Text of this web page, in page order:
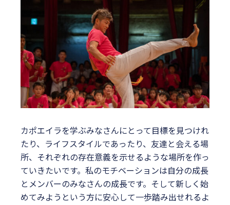
カポエイラを学ぶみなさんにとって目標を見つけれ
たり、ライフスタイルであったり、友達と会える場
所、それぞれの存在意義を示せるような場所を作っ
ていきたいです。私のモチベーションは自分の成長
とメンバーのみなさんの成長です。そして新しく始
めてみようという方に安心して一歩踏み出せれるよ